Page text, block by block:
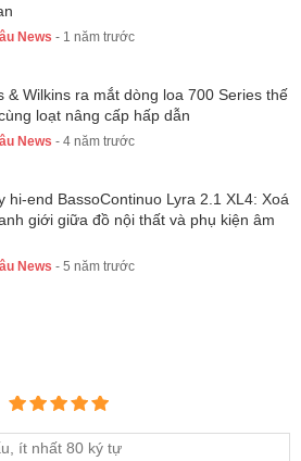
News - 1 năm trước
& Wilkins ra mắt dòng loa 700 Series thế
loạt nâng cấp hấp dẫn
News - 4 năm trước
hi-end BassoContinuo Lyra 2.1 XL4: Xoá
giới giữa đồ nội thất và phụ kiện âm
News - 5 năm trước